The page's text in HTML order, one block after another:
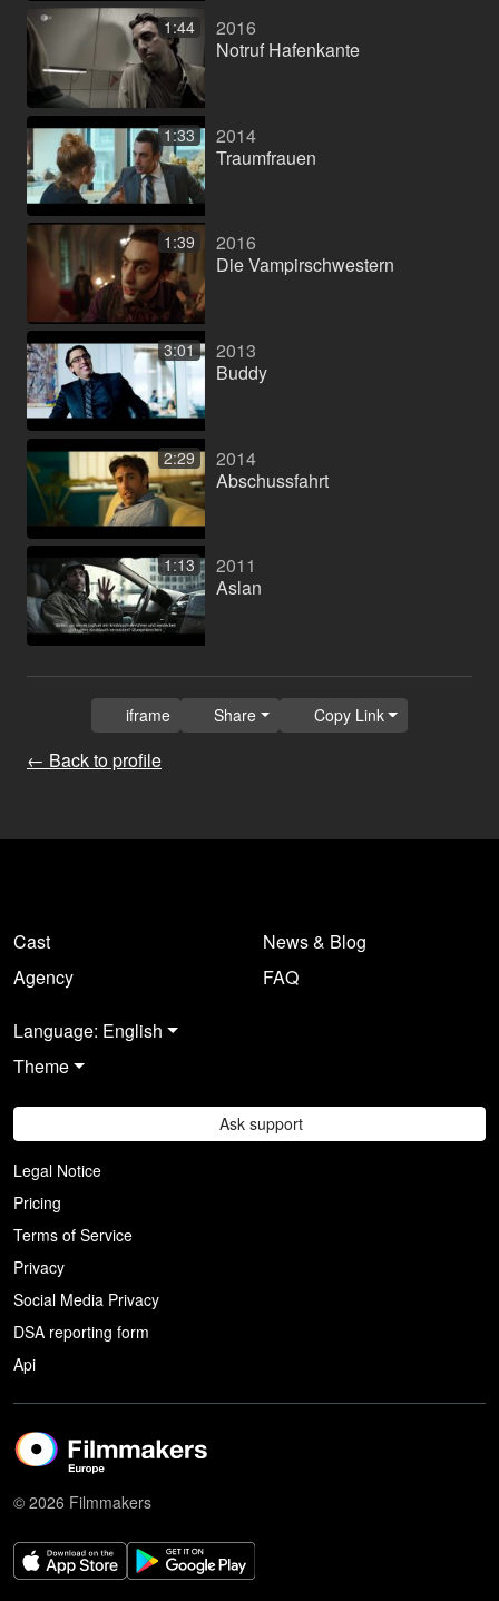
1:44
2016
Notruf Hafenkante
1:33
2014
Traumfrauen
1:39
2016
Die Vampirschwestern
3:01
2013
Buddy
2:29
2014
Abschussfahrt
1:13
2011
Aslan
← Back to profile
iframe Share Copy Link
Cast
Agency
News & Blog
FAQ
Language: English
Theme
Ask support
Legal Notice
Pricing
Terms of Service
Privacy
Social Media Privacy
DSA reporting form
Api
© 2026 Filmmakers